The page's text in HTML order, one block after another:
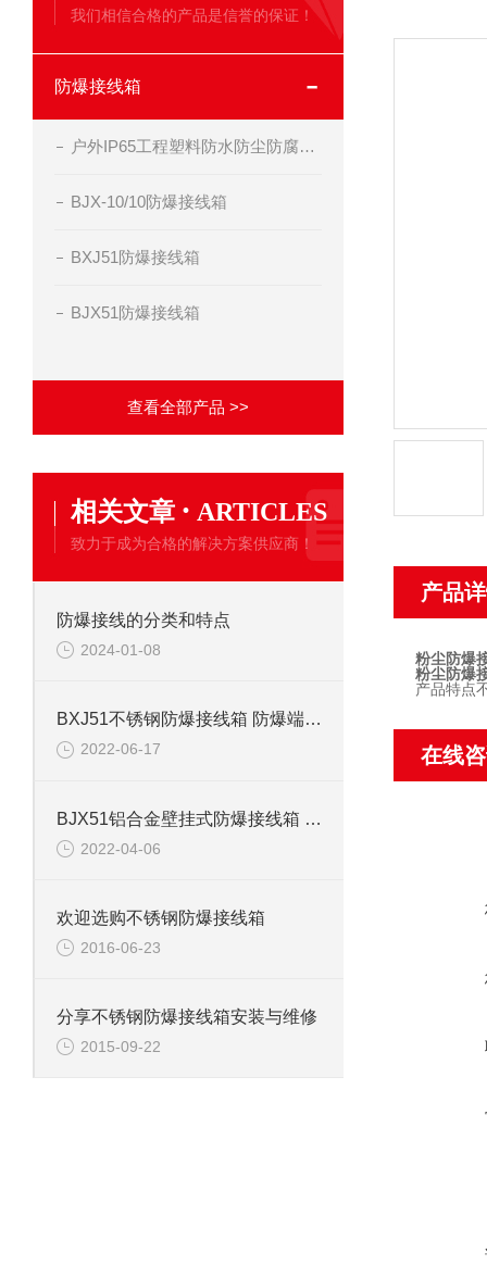
我们相信合格的产品是信誉的保证！
防爆接线箱
户外IP65工程塑料防水防尘防腐接线箱
BJX-10/10防爆接线箱
BXJ51防爆接线箱
BJX51防爆接线箱
查看全部产品 >>
相关文章 · ARTICLES
致力于成为合格的解决方案供应商！
防爆接线的分类和特点
2024-01-08
BXJ51不锈钢防爆接线箱 防爆端子接线箱定制
2022-06-17
BJX51铝合金壁挂式防爆接线箱 防爆端子箱
2022-04-06
欢迎选购不锈钢防爆接线箱
2016-06-23
分享不锈钢防爆接线箱安装与维修
2015-09-22
产品
粉尘防爆
粉尘防爆
产品特点
在线